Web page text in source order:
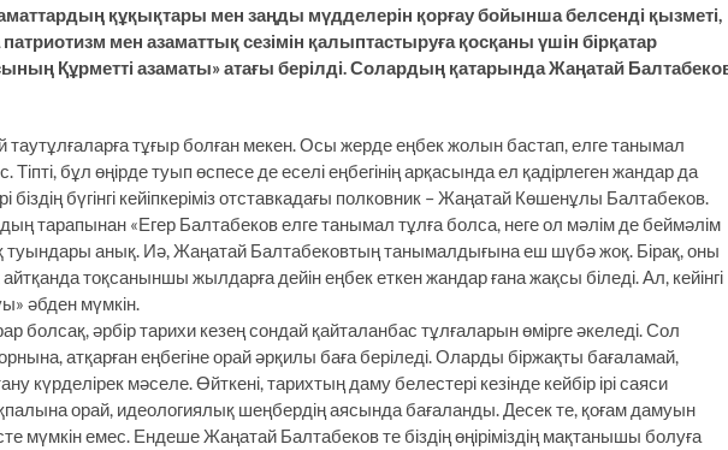
құқықтары мен заңды мүдделерін қорғау бойынша белсенді қызметі,
мен азаматтық сезімін қалыптастыруға қосқаны үшін бірқатар
Құрметті азаматы» атағы берілді. Солардың қатарында Жаңатай
таутұлғаларға тұғыр болған мекен. Осы жерде еңбек жолын бастап, елге танымал
Тіпті, бұл өңірде туып өспесе де еселі еңбегінің арқасында ел қадірлеген жандар да
бүгінгі кейіпкеріміз отставкадағы полковник – Жаңатай Көшенұлы Балтабеков.
тарапынан «Егер Балтабеков елге танымал тұлға болса, неге ол мәлім де беймәлім
туындары анық. Иә, Жаңатай Балтабековтың танымалдығына еш шүбә жоқ. Бірақ, оны
айтқанда тоқсаныншы жылдарға дейін еңбек еткен жандар ғана жақсы біледі. Ал, кейінгі
әбден мүмкін.
болсақ, әрбір тарихи кезең сондай қайталанбас тұлғаларын өмірге әкеледі. Сол
атқарған еңбегіне орай әрқилы баға беріледі. Оларды біржақты бағаламай,
күрделірек мәселе. Өйткені, тарихтың даму белестері кезінде кейбір ірі саяси
орай, идеологиялық шеңбердің аясында бағаланды. Десек те, қоғам дамуын
мүмкін емес. Ендеше Жаңатай Балтабеков те біздің өңіріміздің мақтанышы болуға